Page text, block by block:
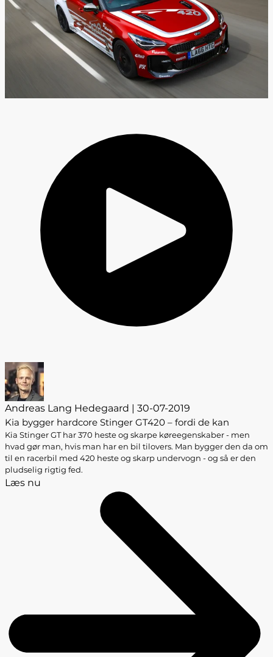
Andreas Lang Hedegaard | 30-07-2019
Kia bygger hardcore Stinger GT420 – fordi de kan
Kia Stinger GT har 370 heste og skarpe køreegenskaber - men
hvad gør man, hvis man har en bil tilovers. Man bygger den da om
til en racerbil med 420 heste og skarp undervogn - og så er den
pludselig rigtig fed.
Læs nu